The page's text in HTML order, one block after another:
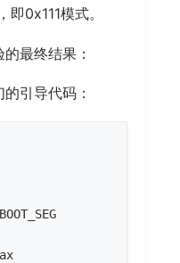
0x111模式。
最终结果：
引导代码：
BOOT_SEG
ax